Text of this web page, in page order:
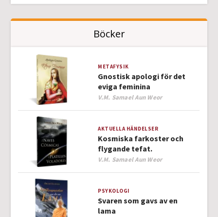
Böcker
METAFYSIK
Gnostisk apologi för det
eviga feminina
Author
V.M. Samael Aun Weor
AKTUELLA HÄNDELSER
Kosmiska farkoster och
flygande tefat.
Author
V.M. Samael Aun Weor
PSYKOLOGI
Svaren som gavs av en
lama